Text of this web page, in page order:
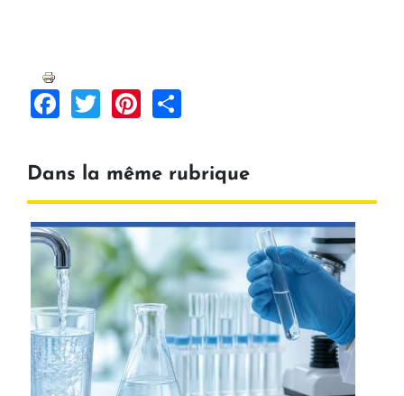
Facebook
TwitterPinterest
Dans la même rubrique